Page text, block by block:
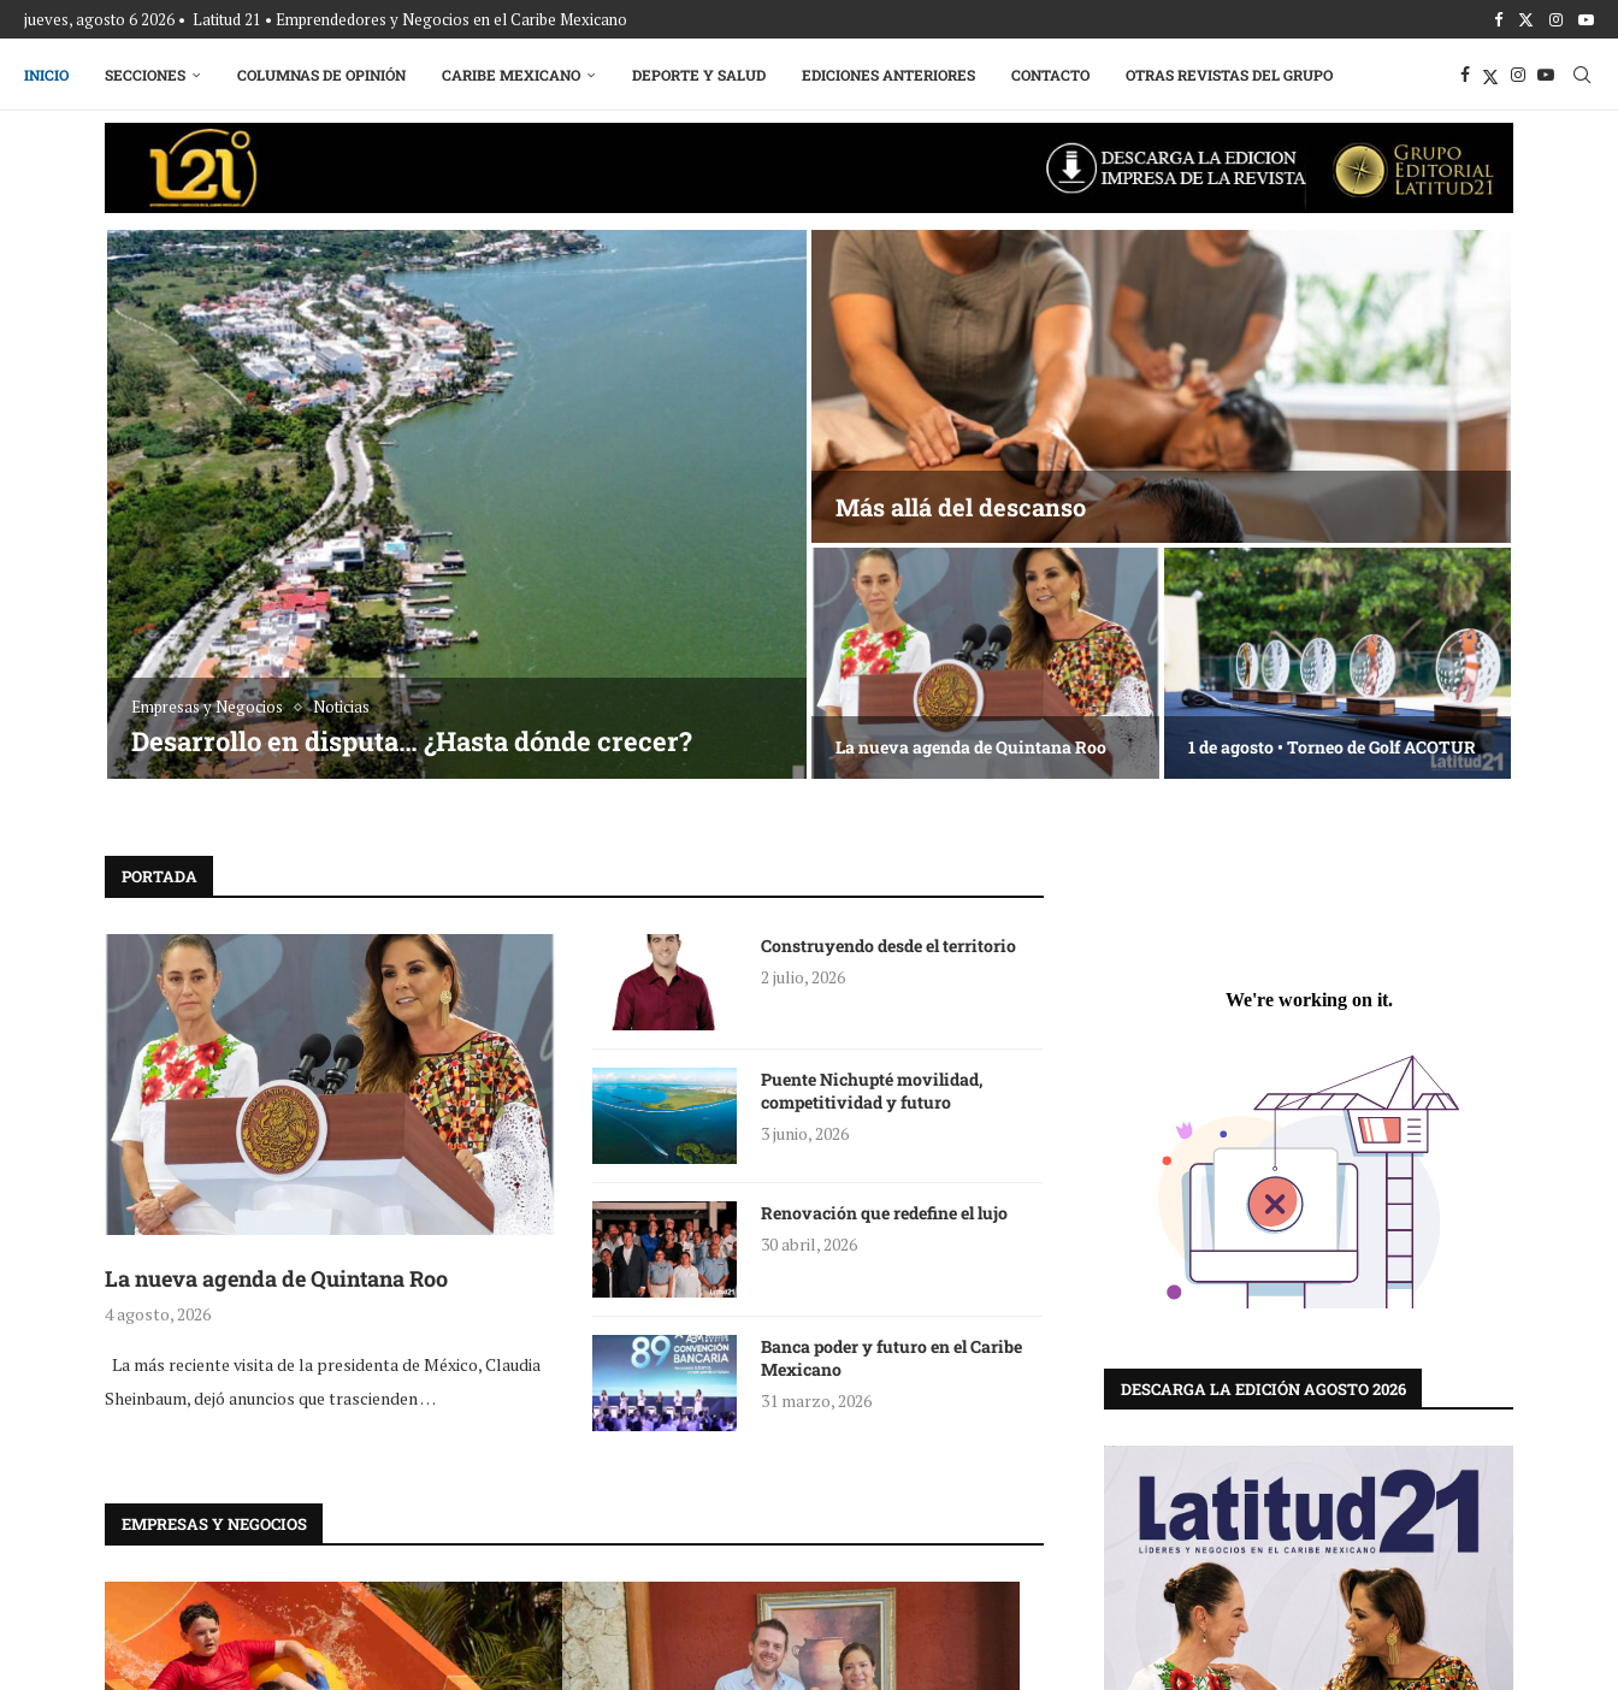
jueves, agosto 6 2026 • Latitud 21 • Emprendedores y Negocios en el Caribe Mexicano
INICIO SECCIONES COLUMNAS DE OPINIÓN CARIBE MEXICANO DEPORTE Y SALUD EDICIONES ANTERIORES CONTACTO OTRAS REVISTAS DEL GRUPO
Empresas y Negocios Noticias
Desarrollo en disputa… ¿Hasta dónde crecer?
Más allá del descanso
La nueva agenda de Quintana Roo 1 de agosto • Torneo de Golf ACOTUR
PORTADA
La nueva agenda de Quintana Roo
4 agosto, 2026
La más reciente visita de la presidenta de México, Claudia
Sheinbaum, dejó anuncios que trascienden …
Construyendo desde el territorio
2 julio, 2026
Puente Nichupté movilidad,
competitividad y futuro
3 junio, 2026
Renovación que redefine el lujo
30 abril, 2026
Banca poder y futuro en el Caribe
Mexicano
31 marzo, 2026
EMPRESAS Y NEGOCIOS
DESCARGA LA EDICIÓN AGOSTO 2026